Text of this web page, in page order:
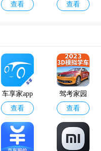
官方版app
查看
pp
查看
车享家app
查看
驾考家园
官方版
查看